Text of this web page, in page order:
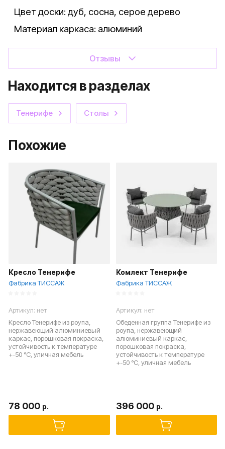
Цвет доски: дуб, сосна, серое дерево
Материал каркаса: алюминий
Отзывы
Находится в разделах
Тенерифе Столы
Похожие
Кресло Тенерифе
Фабрика ТИССАЖ
Артикул: нет
Кресло Тенерифе из роупа,
нержавеющий алюминиевый
каркас, порошковая покраска,
устойчивость к температуре
+-50 °C, уличная мебель
78 000 р.
Комлект Тенерифе
Фабрика ТИССАЖ
Артикул: нет
Обеденная группа Тенерифе из
роупа, нержавеющий
алюминиевый каркас,
порошковая покраска,
устойчивость к температуре
+-50 °C, уличная мебель
396 000 р.